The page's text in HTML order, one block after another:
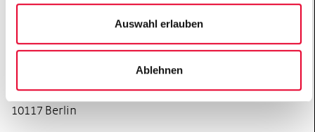
Auswahl erlauben
Ablehnen
info@ghst.de
Büro Berlin
Gemeinnützige Hertie-Stiftung
Französische Straße 48
10117 Berlin